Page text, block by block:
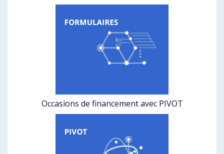
Occasions de financement avec PIVOT